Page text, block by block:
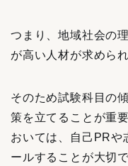
つまり、地域社会の
が高い人材が求められ
そのため試験科目の
策を立てることが重
おいては、自己PRや
ールすることが大切